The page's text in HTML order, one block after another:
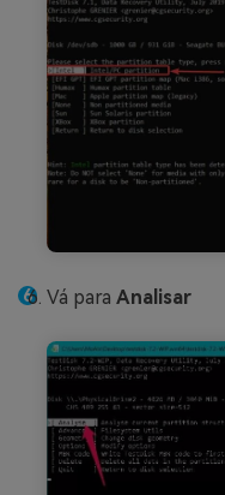
Vá para Analisar